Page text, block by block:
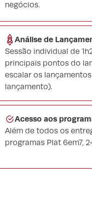
negócios.
Análise de
Sessão individual de
principais pontos do
escalar os
lançamento).
Acesso aos
Além de todos os
programas Plat 6em7,